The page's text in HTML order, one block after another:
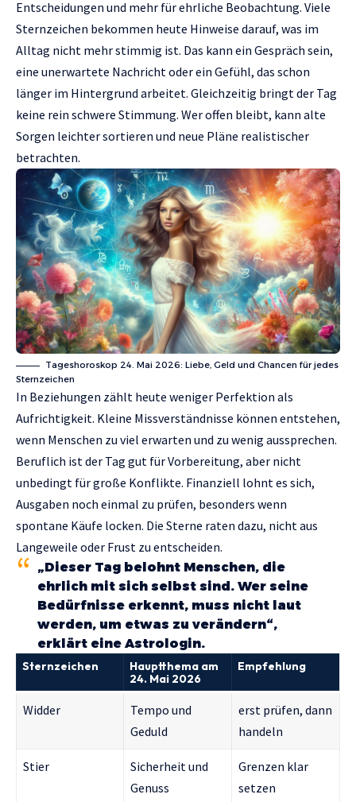
Entscheidungen und mehr für ehrliche Beobachtung. Viele
Sternzeichen bekommen heute Hinweise darauf, was im
Alltag nicht mehr stimmig ist. Das kann ein Gespräch sein,
eine unerwartete Nachricht oder ein Gefühl, das schon
länger im Hintergrund arbeitet. Gleichzeitig bringt der Tag
keine rein schwere Stimmung. Wer offen bleibt, kann alte
Sorgen leichter sortieren und neue Pläne realistischer
betrachten.
Tageshoroskop 24. Mai 2026: Liebe, Geld und Chancen für jedes
Sternzeichen
In Beziehungen zählt heute weniger Perfektion als
Aufrichtigkeit. Kleine Missverständnisse können entstehen,
wenn Menschen zu viel erwarten und zu wenig aussprechen.
Beruflich ist der Tag gut für Vorbereitung, aber nicht
unbedingt für große Konflikte. Finanziell lohnt es sich,
Ausgaben noch einmal zu prüfen, besonders wenn
spontane Käufe locken. Die Sterne raten dazu, nicht aus
Langeweile oder Frust zu entscheiden.
„Dieser Tag belohnt Menschen, die
ehrlich mit sich selbst sind. Wer seine
Bedürfnisse erkennt, muss nicht laut
werden, um etwas zu verändern“,
erklärt eine Astrologin.
Sternzeichen
Hauptthema am
24. Mai 2026
Empfehlung
Widder
Tempo und
Geduld
erst prüfen, dann
handeln
Stier
Sicherheit und
Genuss
Grenzen klar
setzen